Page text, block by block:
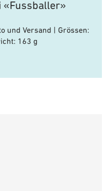
und Versand | Grössen:
163 g